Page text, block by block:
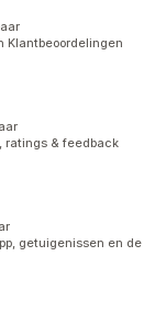
Klantbeoordelingen
ratings & feedback
getuigenissen en de